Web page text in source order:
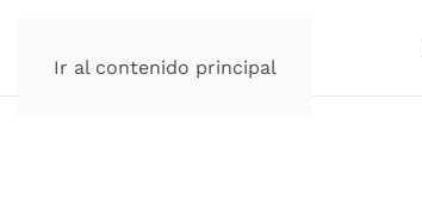
Ir al contenido principal